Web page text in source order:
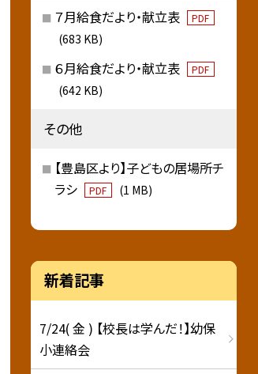
７月給食だより・献立表 PDF
(683 KB)
６月給食だより・献立表 PDF
(642 KB)
その他
【豊島区より】子どもの居場所チ
ラシ
PDF (1 MB)
新着記事
7/24( 金 ) 【校長は学んだ！】幼保
小連絡会